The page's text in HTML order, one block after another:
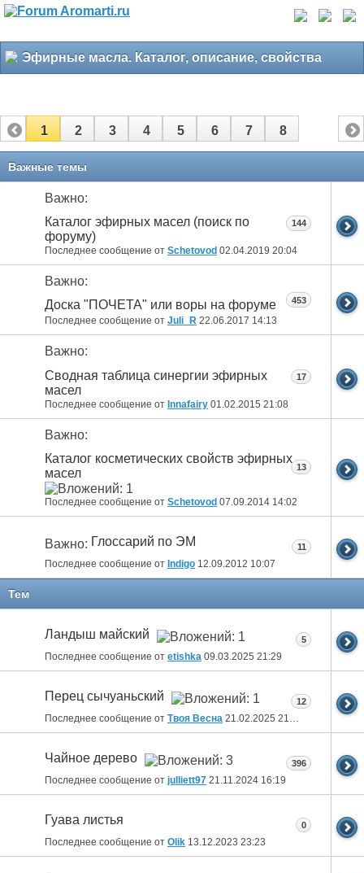
Эфирные масла. Каталог, описание, свойства
1 2 3 4 5 6 7 8
Важные темы
Важно:
Каталог эфирных масел (поиск по
форуму)
Последнее сообщение от Schetovod 02.04.2019 20:04
144
Важно:
Доска "ПОЧЕТА" или воры на форуме
Последнее сообщение от Juli_R 22.06.2017 14:13
453
Важно:
Сводная таблица синергии эфирных
масел
Последнее сообщение от Innafairy 01.02.2015 21:08
17
Важно:
Каталог косметических свойств эфирных
масел
Последнее сообщение от Schetovod 07.09.2014 14:02
13
Важно: Глоссарий по ЭМ
Последнее сообщение от Indigo 12.09.2012 10:07
11
Тем
Ландыш майский
Последнее сообщение от etishka 09.03.2025 21:29
5
Перец сычуаньский
Последнее сообщение от Твоя Весна 21.02.2025 21:03
12
Чайное дерево
Последнее сообщение от julliett97 21.11.2024 16:19
396
Гуава листья
Последнее сообщение от Olik 13.12.2023 23:23
0